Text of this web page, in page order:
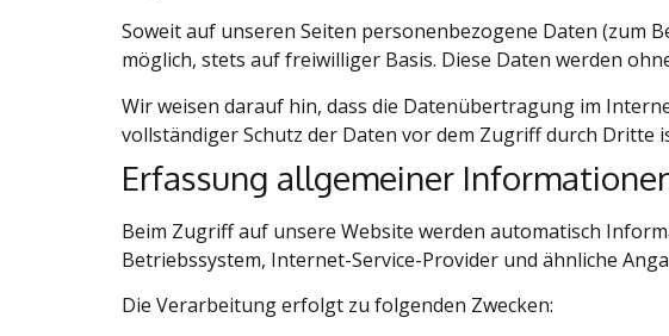
Soweit auf unseren Seiten personenbezogene Daten (zum
möglich, stets auf freiwilliger Basis. Diese Daten werden
Wir weisen darauf hin, dass die Datenübertragung im
vollständiger Schutz der Daten vor dem Zugriff durch Dritte
Erfassung allgemeiner
Beim Zugriff auf unsere Website werden automatisch
Betriebssystem, Internet-Service-Provider und ähnliche
Die Verarbeitung erfolgt zu folgenden Zwecken: